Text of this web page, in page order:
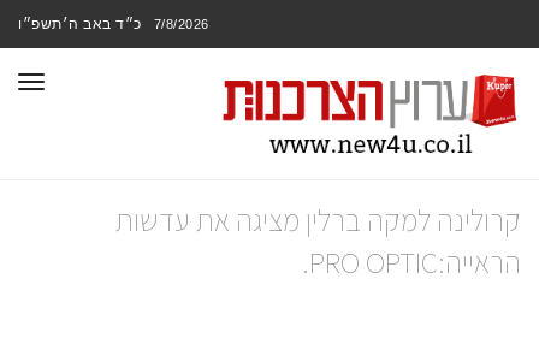
7/8/2026 כ״ד באב ה׳תשפ״ו
קרולינה למקה ברלין מציגה את עדשות
הראייה:PRO OPTIC.